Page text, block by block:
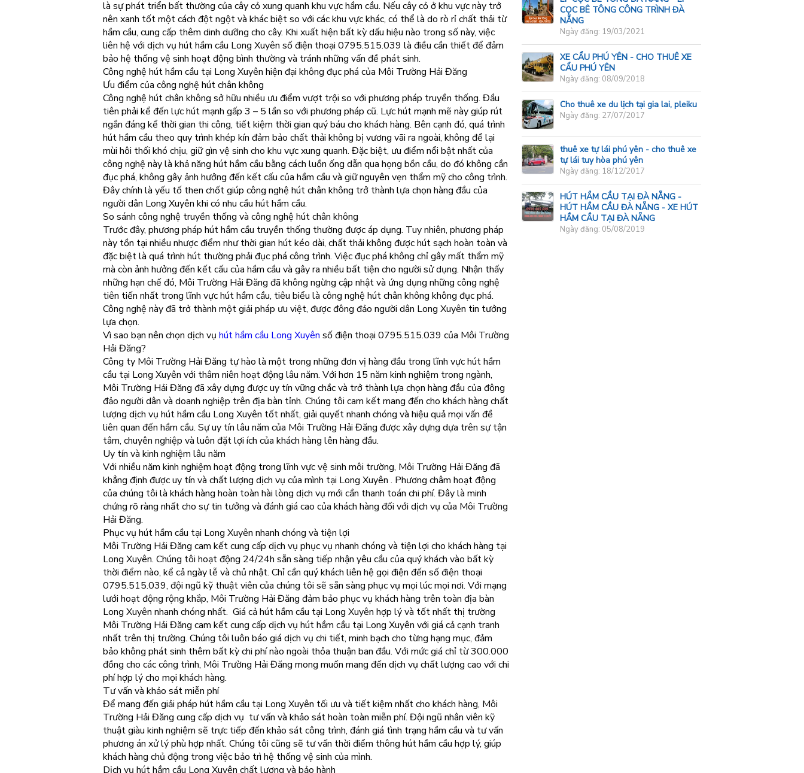
là sự phát triển bất thường của cây cỏ xung quanh khu vực hầm cầu. Nếu cây cỏ ở khu vực này trở
nên xanh tốt một cách đột ngột và khác biệt so với các khu vực khác, có thể là do rò rỉ chất thải từ
hầm cầu, cung cấp thêm dinh dưỡng cho cây. Khi xuất hiện bất kỳ dấu hiệu nào trong số này, việc
liên hệ với dịch vụ hút hầm cầu Long Xuyên số điện thoại 0795.515.039 là điều cần thiết để đảm
bảo hệ thống vệ sinh hoạt động bình thường và tránh những vấn đề phát sinh.
Công nghệ hút hầm cầu tại Long Xuyên hiện đại không đục phá của Môi Trường Hải Đăng
Ưu điểm của công nghệ hút chân không
Công nghệ hút chân không sở hữu nhiều ưu điểm vượt trội so với phương pháp truyền thống. Đầu
tiên phải kể đến lực hút mạnh gấp 3 – 5 lần so với phương pháp cũ. Lực hút mạnh mẽ này giúp rút
ngắn đáng kể thời gian thi công, tiết kiệm thời gian quý báu cho khách hàng. Bên cạnh đó, quá trình
hút hầm cầu theo quy trình khép kín đảm bảo chất thải không bị vương vãi ra ngoài, không để lại
mùi hôi thối khó chịu, giữ gìn vệ sinh cho khu vực xung quanh. Đặc biệt, ưu điểm nổi bật nhất của
công nghệ này là khả năng hút hầm cầu bằng cách luồn ống dẫn qua họng bồn cầu, do đó không cần
đục phá, không gây ảnh hưởng đến kết cấu của hầm cầu và giữ nguyên vẹn thẩm mỹ cho công trình.
Đây chính là yếu tố then chốt giúp công nghệ hút chân không trở thành lựa chọn hàng đầu của
người dân Long Xuyên khi có nhu cầu hút hầm cầu.
So sánh công nghệ truyền thống và công nghệ hút chân không
Trước đây, phương pháp hút hầm cầu truyền thống thường được áp dụng. Tuy nhiên, phương pháp
này tồn tại nhiều nhược điểm như thời gian hút kéo dài, chất thải không được hút sạch hoàn toàn và
đặc biệt là quá trình hút thường phải đục phá công trình. Việc đục phá không chỉ gây mất thẩm mỹ
mà còn ảnh hưởng đến kết cấu của hầm cầu và gây ra nhiều bất tiện cho người sử dụng. Nhận thấy
những hạn chế đó, Môi Trường Hải Đăng đã không ngừng cập nhật và ứng dụng những công nghệ
tiên tiến nhất trong lĩnh vực hút hầm cầu, tiêu biểu là công nghệ hút chân không không đục phá.
Công nghệ này đã trở thành một giải pháp ưu việt, được đông đảo người dân Long Xuyên tin tưởng
lựa chọn.
Vì sao bạn nên chọn dịch vụ hút hầm cầu Long Xuyên số điện thoại 0795.515.039 của Môi Trường
Hải Đăng?
Công ty Môi Trường Hải Đăng tự hào là một trong những đơn vị hàng đầu trong lĩnh vực hút hầm
cầu tại Long Xuyên với thâm niên hoạt động lâu năm. Với hơn 15 năm kinh nghiệm trong ngành,
Môi Trường Hải Đăng đã xây dựng được uy tín vững chắc và trở thành lựa chọn hàng đầu của đông
đảo người dân và doanh nghiệp trên địa bàn tỉnh. Chúng tôi cam kết mang đến cho khách hàng chất
lượng dịch vụ hút hầm cầu Long Xuyên tốt nhất, giải quyết nhanh chóng và hiệu quả mọi vấn đề
liên quan đến hầm cầu. Sự uy tín lâu năm của Môi Trường Hải Đăng được xây dựng dựa trên sự tận
tâm, chuyên nghiệp và luôn đặt lợi ích của khách hàng lên hàng đầu.
Uy tín và kinh nghiệm lâu năm
Với nhiều năm kinh nghiệm hoạt động trong lĩnh vực vệ sinh môi trường, Môi Trường Hải Đăng đã
khẳng định được uy tín và chất lượng dịch vụ của mình tại Long Xuyên . Phương châm hoạt động
của chúng tôi là khách hàng hoàn toàn hài lòng dịch vụ mới cần thanh toán chi phí. Đây là minh
chứng rõ ràng nhất cho sự tin tưởng và đánh giá cao của khách hàng đối với dịch vụ của Môi Trường
Hải Đăng.
Phục vụ hút hầm cầu tại Long Xuyên nhanh chóng và tiện lợi
Môi Trường Hải Đăng cam kết cung cấp dịch vụ phục vụ nhanh chóng và tiện lợi cho khách hàng tại
Long Xuyên. Chúng tôi hoạt động 24/24h sẵn sàng tiếp nhận yêu cầu của quý khách vào bất kỳ
thời điểm nào, kể cả ngày lễ và chủ nhật. Chỉ cần quý khách liên hệ gọi điện đến số điện thoại
0795.515.039, đội ngũ kỹ thuật viên của chúng tôi sẽ sẵn sàng phục vụ mọi lúc mọi nơi. Với mạng
lưới hoạt động rộng khắp, Môi Trường Hải Đăng đảm bảo phục vụ khách hàng trên toàn địa bàn
Long Xuyên nhanh chóng nhất. Giá cả hút hầm cầu tại Long Xuyên hợp lý và tốt nhất thị trường
Môi Trường Hải Đăng cam kết cung cấp dịch vụ hút hầm cầu tại Long Xuyên với giá cả cạnh tranh
nhất trên thị trường. Chúng tôi luôn báo giá dịch vụ chi tiết, minh bạch cho từng hạng mục, đảm
bảo không phát sinh thêm bất kỳ chi phí nào ngoài thỏa thuận ban đầu. Với mức giá chỉ từ 300.000
đồng cho các công trình, Môi Trường Hải Đăng mong muốn mang đến dịch vụ chất lượng cao với chi
phí hợp lý cho mọi khách hàng.
Tư vấn và khảo sát miễn phí
Để mang đến giải pháp hút hầm cầu tại Long Xuyên tối ưu và tiết kiệm nhất cho khách hàng, Môi
Trường Hải Đăng cung cấp dịch vụ tư vấn và khảo sát hoàn toàn miễn phí. Đội ngũ nhân viên kỹ
thuật giàu kinh nghiệm sẽ trực tiếp đến khảo sát công trình, đánh giá tình trạng hầm cầu và tư vấn
phương án xử lý phù hợp nhất. Chúng tôi cũng sẽ tư vấn thời điểm thông hút hầm cầu hợp lý, giúp
khách hàng chủ động trong việc bảo trì hệ thống vệ sinh của mình.
Dịch vụ hút hầm cầu Long Xuyên chất lượng và bảo hành
CỌC BÊ TÔNG CÔNG TRÌNH ĐÀ
NẴNG
Ngày đăng: 19/03/2021
XE CẨU PHÚ YÊN - CHO THUÊ XE
CẨU PHÚ YÊN
Ngày đăng: 08/09/2018
Cho thuê xe du lịch tại gia lai, pleiku
Ngày đăng: 27/07/2017
thuê xe tự lái phú yên - cho thuê xe
tự lái tuy hòa phú yên
Ngày đăng: 18/12/2017
HÚT HẦM CẦU TẠI ĐÀ NẴNG -
HÚT HẦM CẦU ĐÀ NẴNG - XE HÚT
HẦM CẦU TẠI ĐÀ NẴNG
Ngày đăng: 05/08/2019